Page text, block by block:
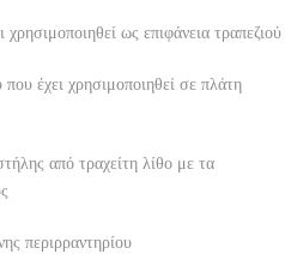
ως επιφάνεια τραπεζιού
έχει χρησιμοποιηθεί σε πλάτη
από τραχείτη λίθο με τα
περιρραντηρίου